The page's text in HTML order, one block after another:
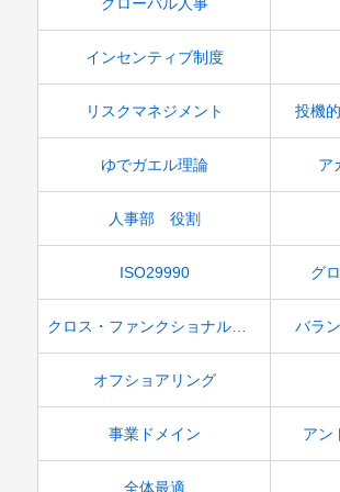
インセンティブ制度
リスクマネジメント 投機
ゆでガエル理論 ア
人事部 役割
ISO29990 グ
バラ
オフショアリング
事業ドメイン アン
全体最適